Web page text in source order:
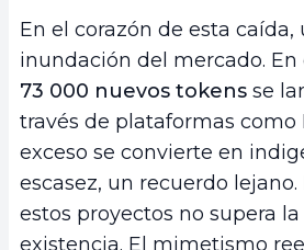
En el corazón de esta caída,
inundación del mercado. En
73 000 nuevos tokens se
través de plataformas como
exceso se convierte en
escasez, un recuerdo
estos proyectos no supera
existencia. El mimetismo